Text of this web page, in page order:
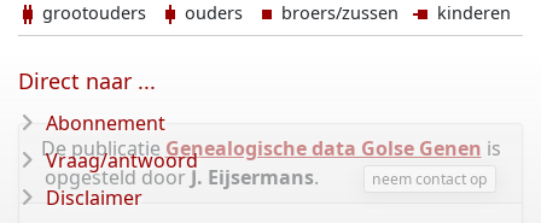
grootouders
ouders broers/zussen kinderen
De publicatie Genealogische data Golse Genen is
opgesteld door J. Eijsermans. neem contact op
Direct naar ...
Abonnement
Vraag/antwoord
Disclaimer